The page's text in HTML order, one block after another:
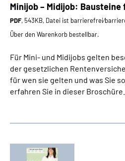
Minijob – Midijob: Bausteine
PDF, 543KB, Datei ist
Über den Warenkorb bestellbar.
Für Mini- und Midijobs gelten
der gesetzlichen
für wen sie gelten und was Sie
erfahren Sie in dieser Broschüre.